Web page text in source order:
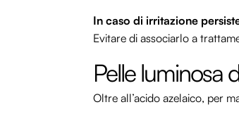
In caso di irritazione
Evitare di associarlo a
Pelle luminosa
Oltre all’acido azelaico, per